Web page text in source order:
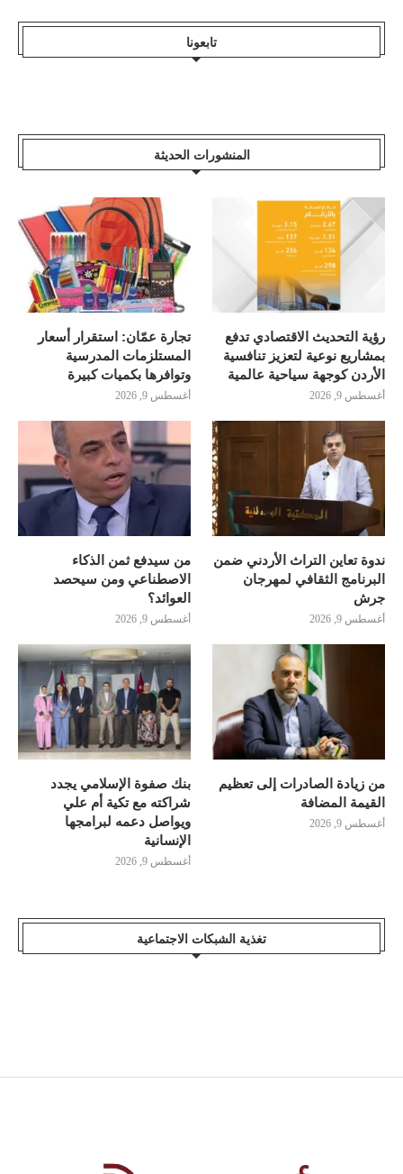
تابعونا
المنشورات الحديثة
رؤية التحديث الاقتصادي تدفع
بمشاريع نوعية لتعزيز تنافسية
الأردن كوجهة سياحية عالمية
أغسطس 9, 2026
تجارة عمّان: استقرار أسعار
المستلزمات المدرسية
وتوافرها بكميات كبيرة
أغسطس 9, 2026
ندوة تعاين التراث الأردني ضمن
البرنامج الثقافي لمهرجان
جرش
أغسطس 9, 2026
من سيدفع ثمن الذكاء
الاصطناعي ومن سيحصد
العوائد؟
أغسطس 9, 2026
من زيادة الصادرات إلى تعظيم
القيمة المضافة
أغسطس 9, 2026
بنك صفوة الإسلامي يجدد
شراكته مع تكية أم علي
ويواصل دعمه لبرامجها
الإنسانية
أغسطس 9, 2026
تغذية الشبكات الاجتماعية